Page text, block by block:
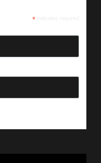
*indicates required